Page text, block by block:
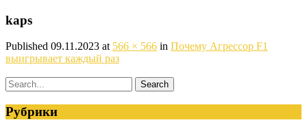
kaps
Published 09.11.2023 at 566 × 566 in Почему Агрессор F1
выигрывает каждый раз
Рубрики